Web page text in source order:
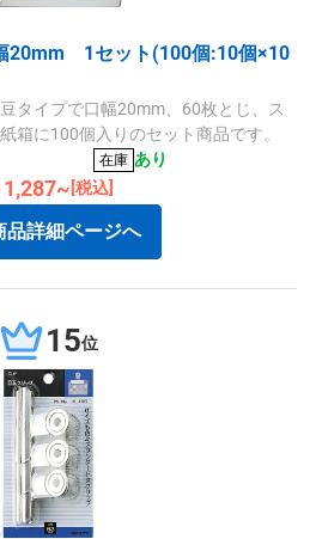
1セット(100個:10個×10
タイプで口幅20mm、60枚とじ、ス
箱に100個入りのセット商品です。
在庫 あり
1,287~ [税込]
品詳細ページへ
15位